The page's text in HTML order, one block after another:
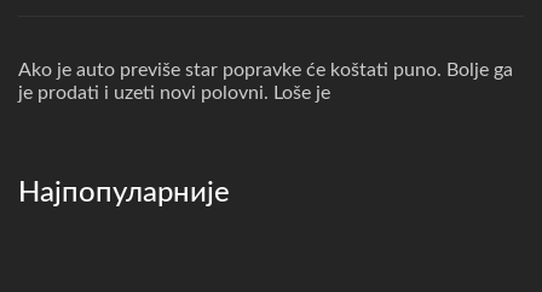
Ako je auto previše star popravke će koštati puno. Bolje ga
je prodati i uzeti novi polovni. Loše je
Најпопуларније